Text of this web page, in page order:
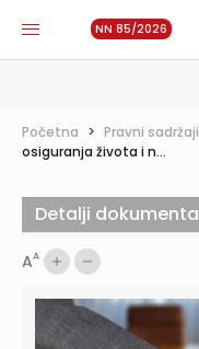
NN 85/2026
Početna > Pravni sadržaji
osiguranja života i n...
AA
Detalji dokumenta